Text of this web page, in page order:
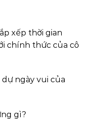
xếp thời gian
chính thức của cô
ngày vui của
gì?